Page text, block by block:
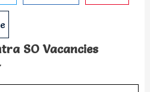
SO Vacancies